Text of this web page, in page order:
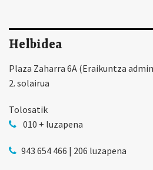
Helbidea
Plaza Zaharra 6A (Eraikuntza
2. solairua
Tolosatik
010 + luzapena
943 654 466 | 206 luzapena